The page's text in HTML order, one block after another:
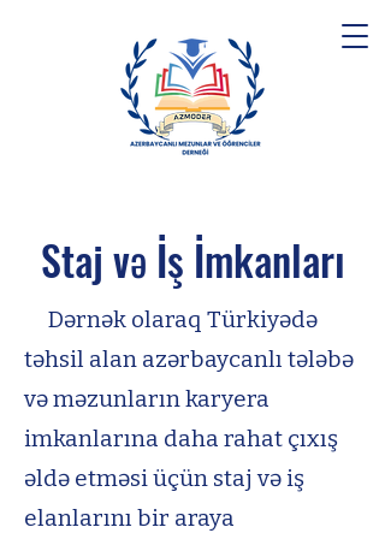
Staj və İş İmkanları
Dərnək olaraq Türkiyədə
təhsil alan azərbaycanlı tələbə
və məzunların karyera
imkanlarına daha rahat çıxış
əldə etməsi üçün staj və iş
elanlarını bir araya